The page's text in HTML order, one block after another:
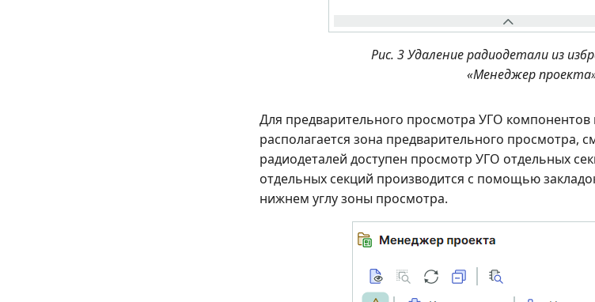
Рис. 3 Удаление радиодетали из
«Менеджер
Для предварительного просмотра УГО
располагается зона предварительного просмотра,
радиодеталей доступен просмотр УГО отдельных
отдельных секций производится с помощью
нижнем углу зоны просмотра.